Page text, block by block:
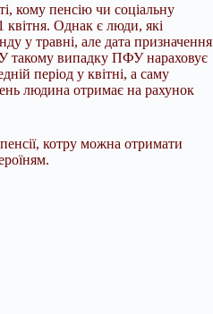
кому пенсію чи соціальну
квітня. Однак є люди, які
у травні, але дата призначення
такому випадку ПФУ нараховує
період у квітні, а саму
людина отримає на рахунок
котру можна отримати